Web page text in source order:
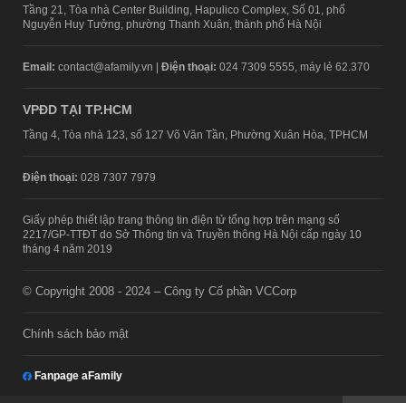
Tầng 21, Tòa nhà Center Building, Hapulico Complex, Số 01, phố
Nguyễn Huy Tưởng, phường Thanh Xuân, thành phố Hà Nội
Email: contact@afamily.vn | Điện thoại: 024 7309 5555, máy lẻ 62.370
VPĐD TẠI TP.HCM
Tầng 4, Tòa nhà 123, số 127 Võ Văn Tần, Phường Xuân Hòa, TPHCM
Điện thoại: 028 7307 7979
Giấy phép thiết lập trang thông tin điện tử tổng hợp trên mạng số
2217/GP-TTĐT do Sở Thông tin và Truyền thông Hà Nội cấp ngày 10
tháng 4 năm 2019
© Copyright 2008 - 2024 – Công ty Cổ phần VCCorp
Chính sách bảo mật
Fanpage aFamily